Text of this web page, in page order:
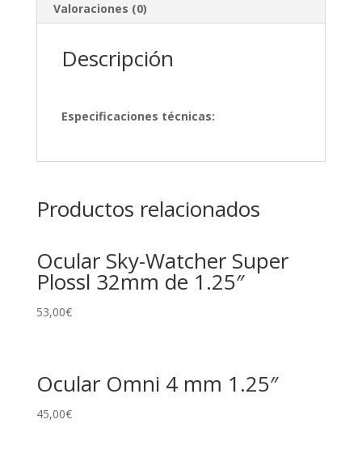
Valoraciones (0)
Descripción
Especificaciones técnicas:
Productos relacionados
Ocular Sky-Watcher Super
Plossl 32mm de 1.25″
53,00€
Ocular Omni 4 mm 1.25″
45,00€